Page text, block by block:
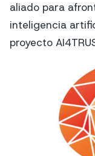
aliado para
inteligencia
proyecto